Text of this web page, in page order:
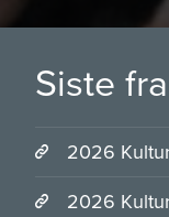
Siste
2026
2026